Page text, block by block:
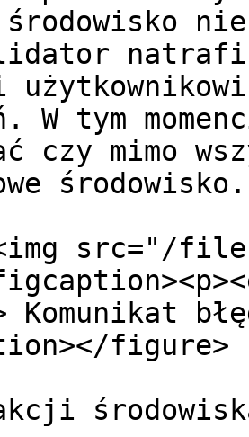
środowisko
natrafi
W tym
czy mimo
środowisko.
src="/files/
Komunikat
figure>